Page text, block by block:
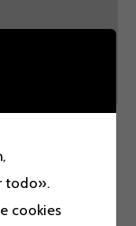
todo».
cookies